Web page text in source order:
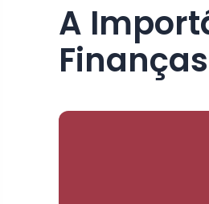
A Importância de Revisar Regularmente as